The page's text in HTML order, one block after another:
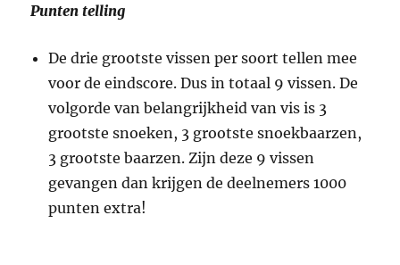
Punten telling
De drie grootste vissen per soort tellen mee
voor de eindscore. Dus in totaal 9 vissen. De
volgorde van belangrijkheid van vis is 3
grootste snoeken, 3 grootste snoekbaarzen,
3 grootste baarzen. Zijn deze 9 vissen
gevangen dan krijgen de deelnemers 1000
punten extra!